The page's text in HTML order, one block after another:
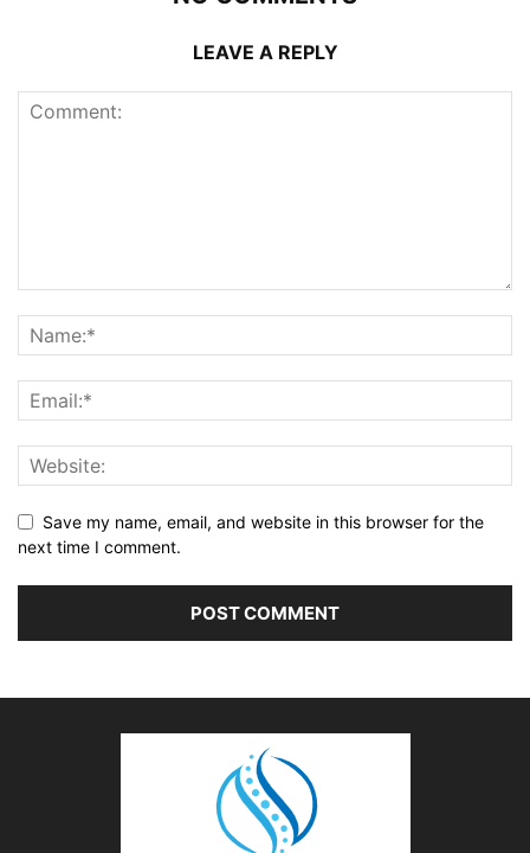
LEAVE A REPLY
Save my name, email, and website in this browser for the
next time I comment.